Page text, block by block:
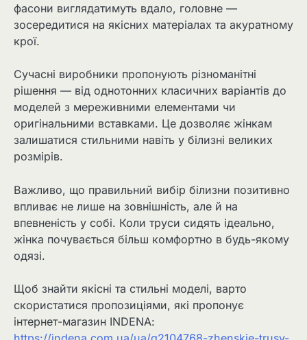
фасони виглядатимуть вдало, головне —
зосередитися на якісних матеріалах та акуратному
крої.
Сучасні виробники пропонують різноманітні
рішення — від однотонних класичних варіантів до
моделей з мереживними елементами чи
оригінальними вставками. Це дозволяє жінкам
залишатися стильними навіть у білизні великих
розмірів.
Важливо, що правильний вибір білизни позитивно
впливає не лише на зовнішність, але й на
впевненість у собі. Коли труси сидять ідеально,
жінка почувається більш комфортно в будь-якому
одязі.
Щоб знайти якісні та стильні моделі, варто
скористатися пропозиціями, які пропонує
інтернет-магазин INDENA: